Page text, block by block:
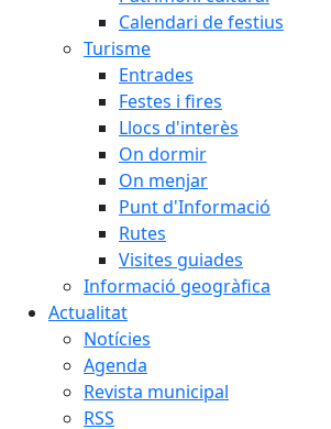
Calendari de festius
Turisme
Entrades
Festes i fires
Llocs d'interès
On dormir
On menjar
Punt d'Informació
Rutes
Visites guiades
Informació geogràfica
Actualitat
Notícies
Agenda
Revista municipal
RSS